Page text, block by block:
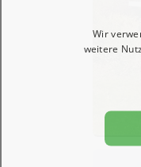
Wir
weitere